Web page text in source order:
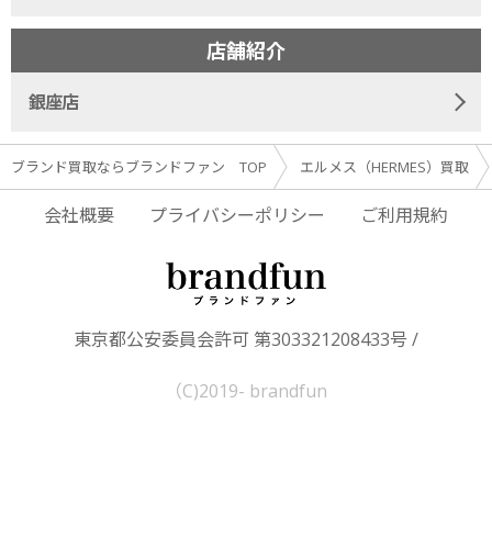
ブランド買取ならブランドファン TOP エルメス（HERMES）買取
店舗紹介
銀座店
会社概要 プライバシーポリシー ご利用規約
東京都公安委員会許可 第303321208433号 /
（C)2019- brandfun